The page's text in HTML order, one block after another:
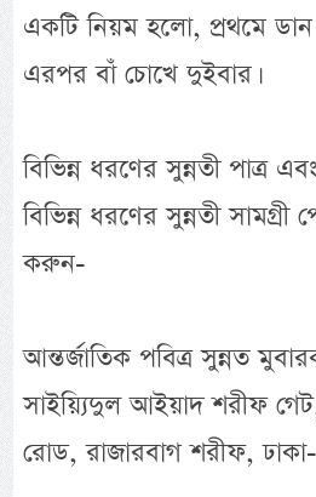
একটি নিয়ম হলো, প্রথমে
এরপর বাঁ চোখে দুইবার।
বিভিন্ন ধরণের সুন্নতী পাত্র
বিভিন্ন ধরণের সুন্নতী
করুন-
আন্তর্জাতিক পবিত্র সুন্নত
সাইয়্যিদুল আইয়াদ শরীফ
রোড, রাজারবাগ শরীফ,